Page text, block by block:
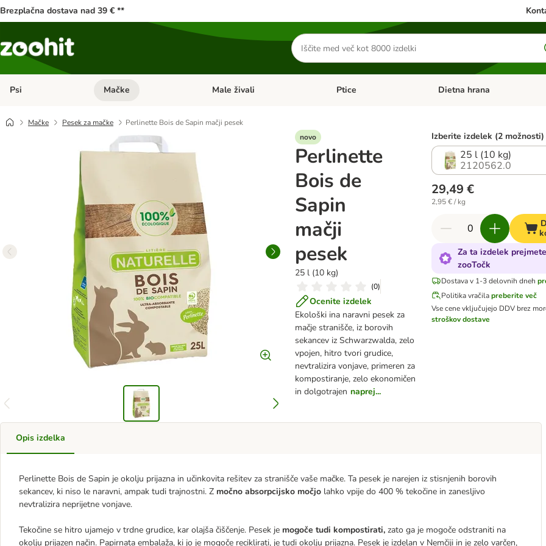
Brezplačna dostava nad 39 € **
Iskanje
izdelkov
Psi Odprite meni kategorij: Psi
Mačke Odprite meni kategorij: Mačke
Male živali Odprite meni kategorij: Male živali
Ptice Odprite meni kategorij: Ptice
Dietna hrana
Mačke Pesek za mačke
Perlinette Bois de Sapin mačji pesek
novo
Perlinette
Bois de
Sapin
mačji
pesek
25 l (10 kg)
(0)
Ocenite izdelek
Ekološki ina naravni pesek za
mačje stranišče, iz borovih
sekancev iz Schwarzwalda, zelo
vpojen, hitro tvori grudice,
nevtralizira vonjave, primeren za
kompostiranje, zelo ekonomičen
in dolgotrajen naprej...
Izberite izdelek (2 možnosti)
25 l (10 kg)
2120562.0
29,49 €
2,95 € / kg
Za ta izdelek
zooTočk
Dostava v 1-3 delovnih dneh
Politika vračila preberite več
Vse cene vključujejo DDVbrez
stroškov dostave
Opis izdelka
Perlinette Bois de Sapin je okolju prijazna in učinkovita rešitev za stranišče vaše mačke. Ta pesek je narejen iz stisnjenih borovih
sekancev, ki niso le naravni, ampak tudi trajnostni. Z močno absorpcijsko močjo lahko vpije do 400 % tekočine in zanesljivo
nevtralizira neprijetne vonjave.
Tekočine se hitro ujamejo v trdne grudice, kar olajša čiščenje. Pesek je mogoče tudi kompostirati, zato ga je mogoče odstraniti na
okolju prijazen način. Papirnata embalaža, ki jo je mogoče reciklirati, je tudi okolju prijazna. Pesek je izdelan v Nemčiji in je zelo varčen,